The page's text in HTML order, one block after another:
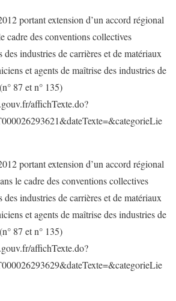
portant extension d’un accord régional
cadre des conventions collectives
des industries de carrières et de matériaux
et agents de maîtrise des industries de
87 et n° 135)
affichTexte.do?
portant extension d’un accord régional
le cadre des conventions collectives
des industries de carrières et de matériaux
et agents de maîtrise des industries de
87 et n° 135)
affichTexte.do?